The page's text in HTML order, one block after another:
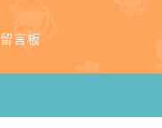
留言板